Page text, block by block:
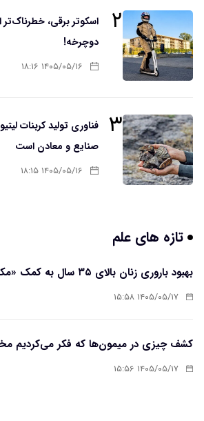
۲
اسکوتر برقی،
دوچرخه!
۱۴۰۵/۰۵/۱۶ ۱۸:۱۶
۳
فناوری تولید کربنات
صنایع و معادن است
۱۴۰۵/۰۵/۱۶ ۱۸:۱۵
تازه های علم
بهبود باروری زنان بالای ۳۵ سال به کمک «مکمل‌های باکتریایی»
۱۴۰۵/۰۵/۱۷ ۱۵:۵۸
کشف چیزی در میمون‌ها که فکر می‌کردیم
۱۴۰۵/۰۵/۱۷ ۱۵:۵۶